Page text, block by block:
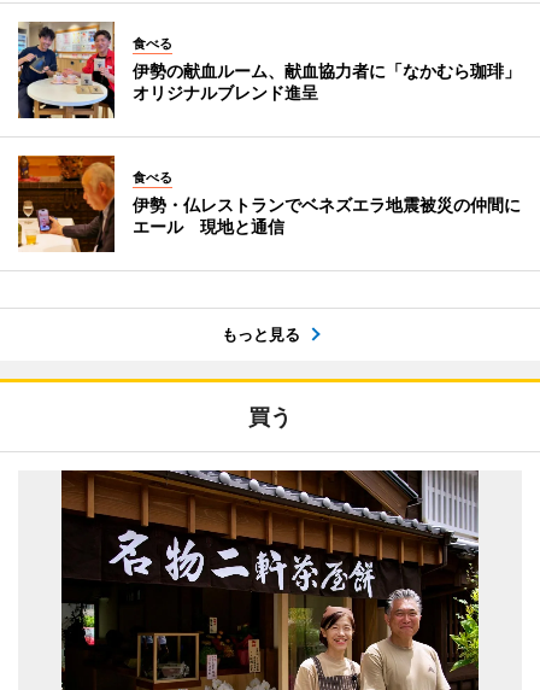
食べる
伊勢の献血ルーム、献血協力者に「なかむら珈琲」
オリジナルブレンド進呈
食べる
伊勢・仏レストランでベネズエラ地震被災の仲間に
エール 現地と通信
もっと見る
買う